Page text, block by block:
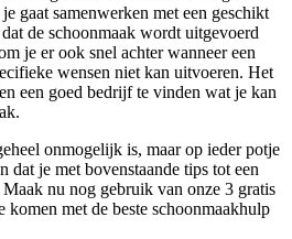
gaat samenwerken met een geschikt
de schoonmaak wordt uitgevoerd
je er ook snel achter wanneer een
wensen niet kan uitvoeren. Het
een goed bedrijf te vinden wat je kan
onmogelijk is, maar op ieder potje
dat je met bovenstaande tips tot een
nu nog gebruik van onze 3 gratis
komen met de beste schoonmaakhulp